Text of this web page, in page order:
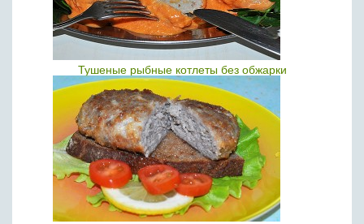
Тушеные рыбные котлеты без обжарки